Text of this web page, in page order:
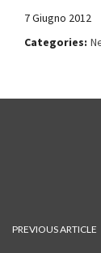
7 Giugno 2012
Categories:
PREVIOUS ARTICLE